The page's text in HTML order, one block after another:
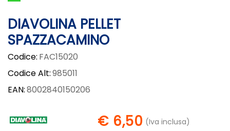
DIAVOLINA PELLET
SPAZZACAMINO
Codice: FAC15020
Codice Alt:985011
EAN:8002840150206
€ 6,50 (Iva inclusa)